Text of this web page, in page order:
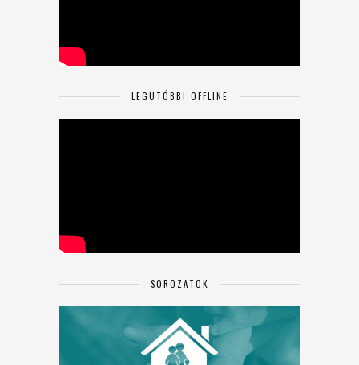
LEGUTÓBBI OFFLINE
SOROZATOK